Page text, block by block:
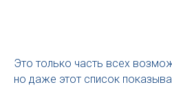
Это только часть всех
но даже этот список